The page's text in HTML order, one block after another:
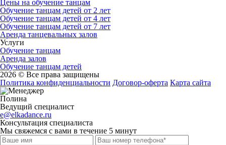
Цены на обучение танцам
Обучение танцам детей от 2 лет
Обучение танцам детей от 4 лет
Обучение танцам детей от 7 лет
Аренда танцевальных залов
Услуги
Обучение танцам
Аренда залов
Обучение танцам детей
2026 © Все права защищены
Политика конфиденциальности Договор-оферта Карта сайта
Полина
Ведущий специалист
e@elkadance.ru
Консультация специалиста
Мы свяжемся с вами в течение 5 минут